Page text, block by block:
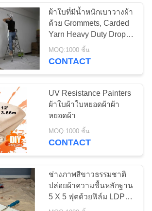
Yurt มองโกเลีย
22
พทหารเต็นท์
ผ้าใบที่มีน้ำหนักเบาวางผ้า
ด้วย Grommets, Carded
Yarn Heavy Duty Drop
Cloth
MOQ:1000 ชิ้น
CONTACT
UV Resistance Painters
ผ้าใบผ้าใบหยอดผ้าผ้า
หยอดผ้า
MOQ:1000 ชิ้น
CONTACT
ช่างภาพสีขาวธรรมชาติ
ปล่อยผ้าความชื้นหลักฐาน
5 X 5 ฟุตด้วยฟิล์ม LDPE
เคลือบ